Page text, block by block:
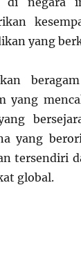
yang
yang
yang
tersendiri
global.